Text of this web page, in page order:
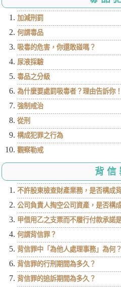
加減刑罰
何謂毒品
吸毒的危害，你還敢碰嗎？
尿液採驗
毒品之分級
為什麼要處罰吸毒者？理由告訴你！
強制戒治
從刑
構成犯罪之行為
觀察勒戒
背信
不許股東檢查財產業務，是否構成
公司負責人掏空公司資產，是否構
甲借用乙之支票而不履行付款承諾
何謂背信罪？
背信罪中「為他人處理事務」為何？
背信罪的行刑期間為多久？
背信罪的追訴期間為多久？